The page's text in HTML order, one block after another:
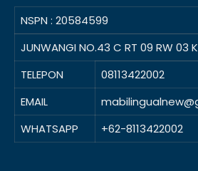
NSPN : 20584599
JUNWANGI NO.43 C RT 09 RW 03
TELEPON
08113422002
EMAIL
WHATSAPP
+62-8113422002